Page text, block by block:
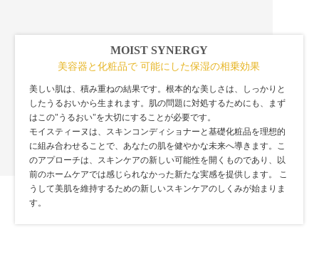
MOIST SYNERGY
美容器と化粧品で 可能にした保湿の相乗効果
美しい肌は、積み重ねの結果です。根本的な美しさは、しっかりと
したうるおいから生まれます。肌の問題に対処するためにも、まず
はこの"うるおい"を大切にすることが必要です。
モイスティーヌは、スキンコンディショナーと基礎化粧品を理想的
に組み合わせることで、あなたの肌を健やかな未来へ導きます。こ
のアプローチは、スキンケアの新しい可能性を開くものであり、以
前のホームケアでは感じられなかった新たな実感を提供します。 こ
うして美肌を維持するための新しいスキンケアのしくみが始まりま
す。